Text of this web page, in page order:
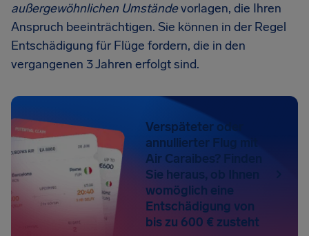
außergewöhnlichen Umständevorlagen, die Ihren
Anspruch beeinträchtigen. Sie können in der Regel
Entschädigung für Flüge fordern, die in den
vergangenen 3 Jahren erfolgt sind.
Verspäteter oder
annullierter Flug mit
Air Caraibes? Finden
Sie heraus, ob Ihnen
womöglich eine
Entschädigung von
bis zu 600 € zusteht